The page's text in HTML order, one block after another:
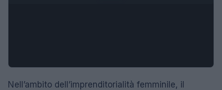
Nell’ambito dell’imprenditorialità femminile, il